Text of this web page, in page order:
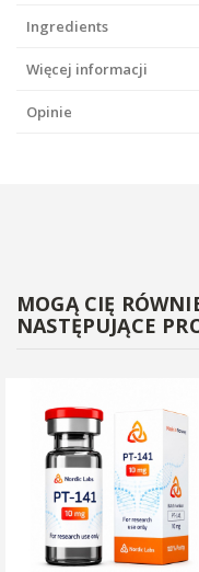
Ingredients
Więcej informacji
Opinie
MOGĄ CIĘ
NASTĘPUJĄCE